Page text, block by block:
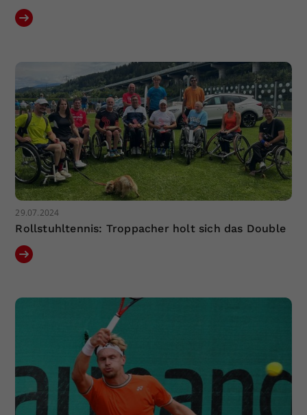
29.07.2024
Rollstuhltennis: Troppacher holt sich das Double